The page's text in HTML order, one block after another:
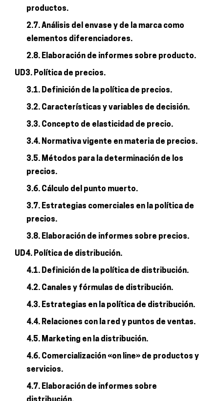
productos.
2.7. Análisis del envase y de la marca como
elementos diferenciadores.
2.8. Elaboración de informes sobre producto.
UD3. Política de precios.
3.1. Definición de la política de precios.
3.2. Características y variables de decisión.
3.3. Concepto de elasticidad de precio.
3.4. Normativa vigente en materia de precios.
3.5. Métodos para la determinación de los
precios.
3.6. Cálculo del punto muerto.
3.7. Estrategias comerciales en la política de
precios.
3.8. Elaboración de informes sobre precios.
UD4. Política de distribución.
4.1. Definición de la política de distribución.
4.2. Canales y fórmulas de distribución.
4.3. Estrategias en la política de distribución.
4.4. Relaciones con la red y puntos de ventas.
4.5. Marketing en la distribución.
4.6. Comercialización «on line» de productos y
servicios.
4.7. Elaboración de informes sobre